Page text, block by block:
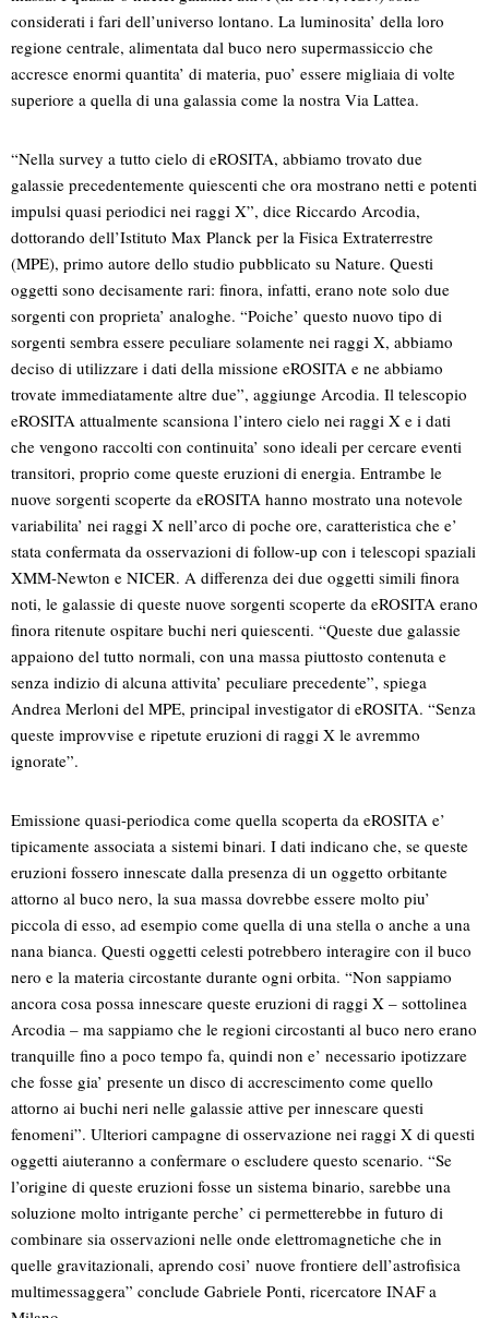
considerati i fari dell’universo lontano. La luminosita’ della loro
regione centrale, alimentata dal buco nero supermassiccio che
accresce enormi quantita’ di materia, puo’ essere migliaia di volte
superiore a quella di una galassia come la nostra Via Lattea.
“Nella survey a tutto cielo di eROSITA, abbiamo trovato due
galassie precedentemente quiescenti che ora mostrano netti e potenti
impulsi quasi periodici nei raggi X”, dice Riccardo Arcodia,
dottorando dell’Istituto Max Planck per la Fisica Extraterrestre
(MPE), primo autore dello studio pubblicato su Nature. Questi
oggetti sono decisamente rari: finora, infatti, erano note solo due
sorgenti con proprieta’ analoghe. “Poiche’ questo nuovo tipo di
sorgenti sembra essere peculiare solamente nei raggi X, abbiamo
deciso di utilizzare i dati della missione eROSITA e ne abbiamo
trovate immediatamente altre due”, aggiunge Arcodia. Il telescopio
eROSITA attualmente scansiona l’intero cielo nei raggi X e i dati
che vengono raccolti con continuita’ sono ideali per cercare eventi
transitori, proprio come queste eruzioni di energia. Entrambe le
nuove sorgenti scoperte da eROSITA hanno mostrato una notevole
variabilita’ nei raggi X nell’arco di poche ore, caratteristica che e’
stata confermata da osservazioni di follow-up con i telescopi spaziali
XMM-Newton e NICER. A differenza dei due oggetti simili finora
noti, le galassie di queste nuove sorgenti scoperte da eROSITA erano
finora ritenute ospitare buchi neri quiescenti. “Queste due galassie
appaiono del tutto normali, con una massa piuttosto contenuta e
senza indizio di alcuna attivita’ peculiare precedente”, spiega
Andrea Merloni del MPE, principal investigator di eROSITA. “Senza
queste improvvise e ripetute eruzioni di raggi X le avremmo
ignorate”.
Emissione quasi-periodica come quella scoperta da eROSITA e’
tipicamente associata a sistemi binari. I dati indicano che, se queste
eruzioni fossero innescate dalla presenza di un oggetto orbitante
attorno al buco nero, la sua massa dovrebbe essere molto piu’
piccola di esso, ad esempio come quella di una stella o anche a una
nana bianca. Questi oggetti celesti potrebbero interagire con il buco
nero e la materia circostante durante ogni orbita. “Non sappiamo
ancora cosa possa innescare queste eruzioni di raggi X – sottolinea
Arcodia – ma sappiamo che le regioni circostanti al buco nero erano
tranquille fino a poco tempo fa, quindi non e’ necessario ipotizzare
che fosse gia’ presente un disco di accrescimento come quello
attorno ai buchi neri nelle galassie attive per innescare questi
fenomeni”. Ulteriori campagne di osservazione nei raggi X di questi
oggetti aiuteranno a confermare o escludere questo scenario. “Se
l’origine di queste eruzioni fosse un sistema binario, sarebbe una
soluzione molto intrigante perche’ ci permetterebbe in futuro di
combinare sia osservazioni nelle onde elettromagnetiche che in
quelle gravitazionali, aprendo cosi’ nuove frontiere dell’astrofisica
multimessaggera” conclude Gabriele Ponti, ricercatore INAF a